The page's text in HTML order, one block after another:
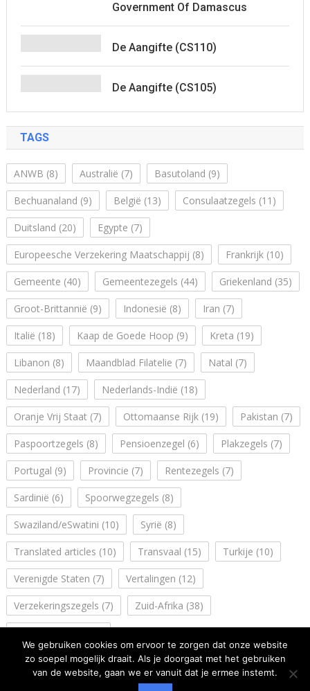
Government Of Damascus
De Aangifte (CS110)
De Aangifte (CS105)
TAGS
ANWB (8) Australië (7) Basutoland (9)
Bechuanaland (9) België (13) Consulaatzegels (11)
Duitsland (20) Egypte (7)
Europeesche Verzekering Maatschappij (8) Frankrijk(10)
Gemeente (40) Gemeentezegels (44) Griekenland (35)
Groot-Brittannië (9) Indonesië (8) Iran (7)
Italië (18) Kaap de Goede Hoop (9) Kreta (19)
Libanon (8) Maandblad Filatelie (7) Natal (7)
Nederland (17) Nederlands-Indië (18)
Oranje Vrij Staat (7) Ottomaanse Rijk(19) Pakistan (7)
Paspoortzegels (8) Pensioenzegel (6) Plakzegels (7)
Portugal (9) Provincie (7) Rentezegels (7)
Sardinië (6) Spoorwegzegels (8)
Swaziland/eSwatini (10) Syrië (8)
Translated articles (10) Transvaal (15) Turkije (10)
Verenigde Staten (7) Vertalingen (12)
Verzekeringszegels (7) Zuid-Afrika (38)
We gebruiken cookies om ervoor te zorgen dat onze website
zo soepel mogelijk draait. Als je doorgaat met het gebruiken
van de website, gaan we er vanuit dat je ermee instemt.